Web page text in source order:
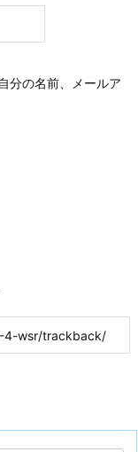
分の名前、メールア